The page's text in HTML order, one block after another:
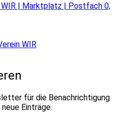
| Marktplatz | Postfach 0,
WIR
für die Benachrichtigung
Einträge.